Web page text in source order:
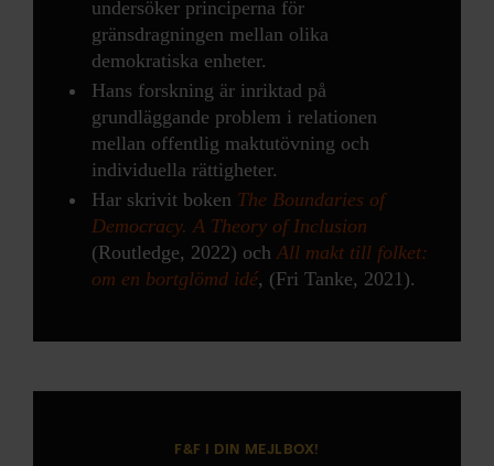
undersöker principerna för
gränsdragningen mellan olika
demokratiska enheter.
Hans forskning är inriktad på
grundläggande problem i relationen
mellan offentlig maktutövning och
individuella rättigheter.
Har skrivit boken The Boundaries of
Democracy. A Theory of Inclusion
(Routledge, 2022) och All makt till folket:
om en bortglömd idé, (Fri Tanke, 2021).
F&F I DIN MEJLBOX!